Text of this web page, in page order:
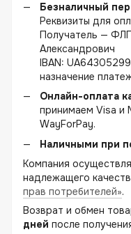
Безналичный
Реквизиты для
Получатель —
Александрович
IBAN:
назначение
Онлайн-оплата
принимаем Visa и
WayForPay.
Наличными при
Компания
надлежащего
прав потребителей».
Возврат и обмен
дней после